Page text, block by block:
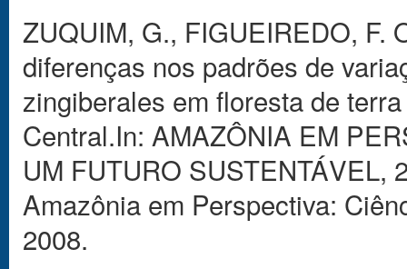
ZUQUIM, G., FIGUEIREDO, F.
diferenças nos padrões de
zingiberales em floresta de
Central.In: AMAZÔNIA EM
UM FUTURO SUSTENTÁVEL,
Amazônia em Perspectiva:
2008.